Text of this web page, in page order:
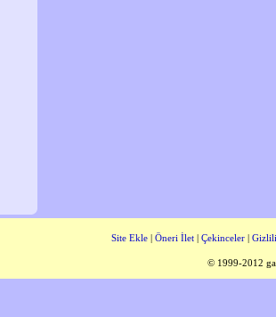
Site Ekle| Öneri İlet| Çekinceler|
© 1999-2012